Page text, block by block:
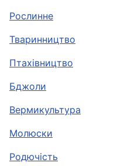
Рослинне
Тваринництво
Птахівництво
Бджоли
Вермикультура
Молюски
Родючість